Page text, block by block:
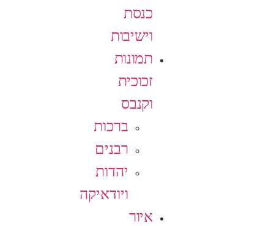
כנסת
וישיבות
תמונות
זכוכית
וקנבס
ברכות
רבנים
יהדות
ויודאיקה
איור